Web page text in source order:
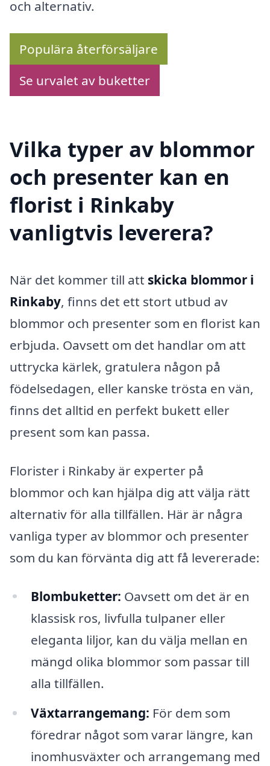
och alternativ.
Populära återförsäljare
Se urvalet av buketter
Vilka typer av blommor
och presenter kan en
florist i Rinkaby
vanligtvis leverera?
När det kommer till att skicka blommor i
Rinkaby, finns det ett stort utbud av
blommor och presenter som en florist kan
erbjuda. Oavsett om det handlar om att
uttrycka kärlek, gratulera någon på
födelsedagen, eller kanske trösta en vän,
finns det alltid en perfekt bukett eller
present som kan passa.
Florister i Rinkaby är experter på
blommor och kan hjälpa dig att välja rätt
alternativ för alla tillfällen. Här är några
vanliga typer av blommor och presenter
som du kan förvänta dig att få levererade:
Blombuketter: Oavsett om det är en
klassisk ros, livfulla tulpaner eller
eleganta liljor, kan du välja mellan en
mängd olika blommor som passar till
alla tillfällen.
Växtarrangemang: För dem som
föredrar något som varar längre, kan
inomhusväxter och arrangemang med